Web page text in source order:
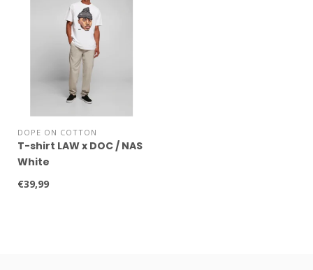
DOPE ON COTTON
T-shirt LAW x DOC / NAS
White
€39,99